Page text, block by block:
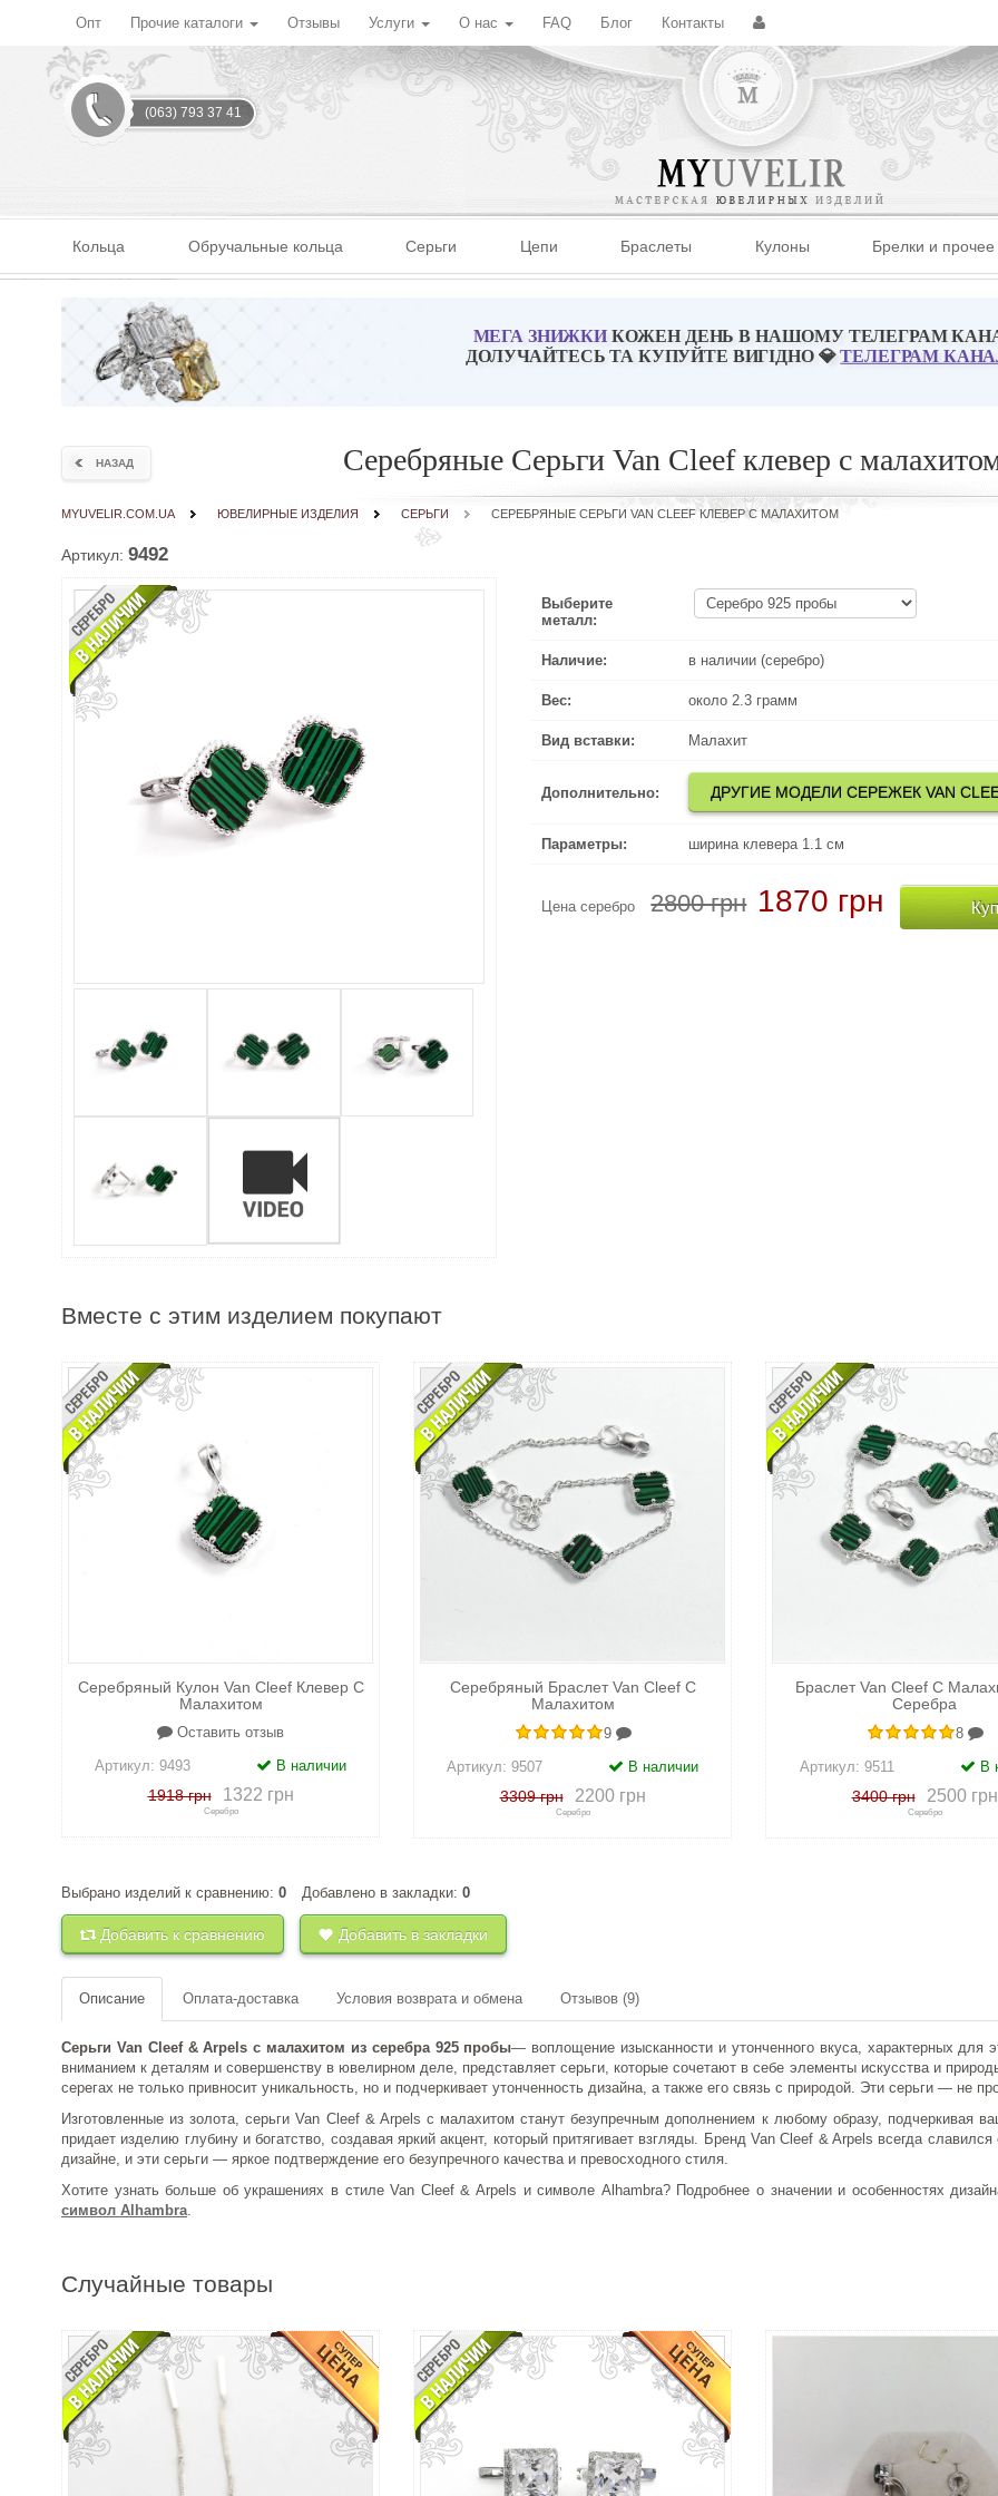
Опт Прочие каталоги Отзывы Услуги О нас FAQ Блог Контакты
(063) 793 37 41
Кольца Обручальные кольца Серьги Цепи Браслеты Кулоны Брелки и прочее
МЕГА ЗНИЖКИКОЖЕН ДЕНЬ В НАШОМУ ТЕЛЕГРАМ
ДОЛУЧАЙТЕСЬ ТА КУПУЙТЕ ВИГІДНО 💎ТЕЛЕГРАМ
НАЗАД Серебряные Серьги Van Cleef клевер с
MYUVELIR.COM.UA ЮВЕЛИРНЫЕ ИЗДЕЛИЯ СЕРЬГИ СЕРЕБРЯНЫЕ СЕРЬГИ VAN CLEEF КЛЕВЕР С МАЛАХИТОМ
Артикул: 9492
Выберите
металл:
Наличие: в наличии (серебро)
Вес: около 2.3 грамм
Вид вставки: Малахит
Дополнительно: ДРУГИЕ МОДЕЛИ СЕРЕЖЕК VAN
Параметры: ширина клевера 1.1 см
Цена серебро 2800 грн 1870 грн
Вместе с этим изделием покупают
Серебряный Кулон Van Cleef Клевер С
Малахитом
Оставить отзыв
Артикул:9493 В наличии
1918 грн 1322 грн
Серебро
+к сравнению +в закладки
Серебряный Браслет Van Cleef С
Малахитом
9
Артикул:9507 В наличии
3309 грн 2200 грн
Серебро
Браслет Van Cleef С
Серебра
8
Артикул: 9511 В
3400 грн 2500 грн
Серебро
Выбрано изделий к сравнению: 0 Добавлено в закладки: 0
Добавить к сравнению Добавить в закладки
Описание Оплата-доставка Условия возврата и обмена Отзывов (9)
Серьги Van Cleef & Arpels с малахитом из серебра 925 пробы— воплощение изысканности и утонченного вкуса, характерных для
вниманием к деталям и совершенству в ювелирном деле, представляет серьги, которые сочетают в себе элементы искусства и
серегах не только привносит уникальность, но и подчеркивает утонченность дизайна, а также его связь с природой. Эти серьги — не
Изготовленные из золота, серьги Van Cleef & Arpels с малахитом станут безупречным дополнением к любому образу, подчеркивая
придает изделию глубину и богатство, создавая яркий акцент, который притягивает взгляды. Бренд Van Cleef & Arpels всегда
дизайне, и эти серьги — яркое подтверждение его безупречного качества и превосходного стиля.
Хотите узнать больше об украшениях в стиле Van Cleef & Arpels и символе Alhambra? Подробнее о значении и особенностях
символ Alhambra.
Случайные товары